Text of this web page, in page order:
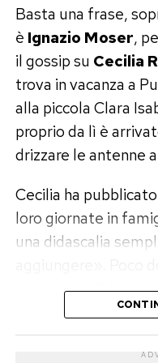
Quel che appare
riacceso
e trasformato
da analizzare.
Tra Elodie e
nessuna crisi
Nonostante il
momento segnali
Le due hanno
loro relazione
Hasnat Khan,
avrebbe voluto
Prima di Dodi c’era
Lady Diana lo aveva
ricostruzioni, la
due anni.
Judy Wade
capace di unire
principessa e non
Basta una frase,
è Ignazio Moser,
il gossip su Cecilia
trova in vacanza a
alla piccola Clara
proprio da lì è
drizzare le antenne
Cecilia ha
loro giornate in
una didascalia
replicato: «O forse
un’emoticon